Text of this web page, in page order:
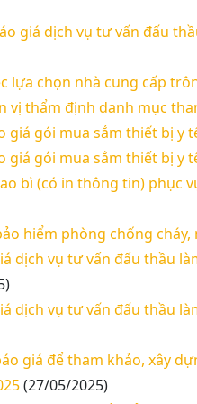
giá dịch vụ tư vấn đấu
lựa chọn nhà cung cấp
vị thẩm định danh mục
giá gói mua sắm thiết bị y
giá gói mua sắm thiết bị y
bì (có in thông tin) phục
hiểm phòng chống
dịch vụ tư vấn đấu thầu
dịch vụ tư vấn đấu thầu
giá để tham khảo, xây
(27/05/2025)